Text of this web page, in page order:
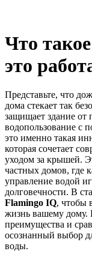
Что
это
Представьте, что
дома стекает так
защищает здание от
водопользование
это именно такая
которая сочетает
уходом за крышей.
частных домов, где
управление водой
долговечности. В
Flamingo IQ, чтобы
жизнь вашему дому.
преимущества и
осознанный выбор
воды.